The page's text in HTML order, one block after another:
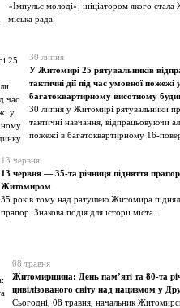
«Імпульс молоді», ініціатором якого
міська рада.
30 липня
У Житомирі 25 рятувальників
тактичні дії під час умовної пожежі
багатоквартирному висотному
30 липня у Житомирі рятувальники
тактичні навчання, відпрацьовуючи
пожежі в багатоквартирному 16-
13 червня
13 червня — 35-та річниця підняття
Житомиром
35 років тому над ратушею Житомира
прапор. Знакова подія для історії міста.
08 травня
Житомирщина: День пам’яті та 80-та
цивілізованого світу над нацизмом у
Сьогодні, 08 травня, начальник